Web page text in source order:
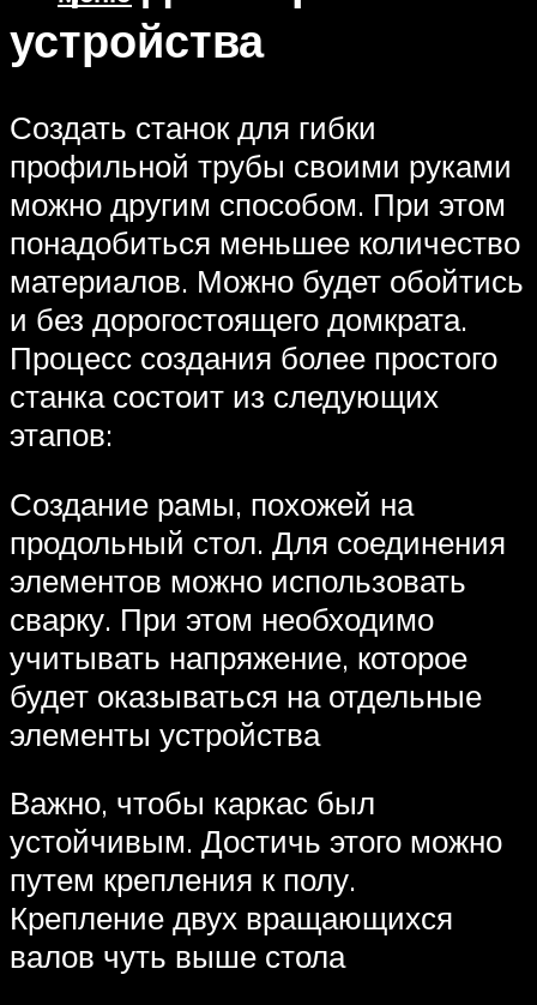
устройства
Создать станок для гибки
профильной трубы своими руками
можно другим способом. При этом
понадобиться меньшее количество
материалов. Можно будет обойтись
и без дорогостоящего домкрата.
Процесс создания более простого
станка состоит из следующих
этапов:
Создание рамы, похожей на
продольный стол. Для соединения
элементов можно использовать
сварку. При этом необходимо
учитывать напряжение, которое
будет оказываться на отдельные
элементы устройства
Важно, чтобы каркас был
устойчивым. Достичь этого можно
путем крепления к полу.
Крепление двух вращающихся
валов чуть выше стола